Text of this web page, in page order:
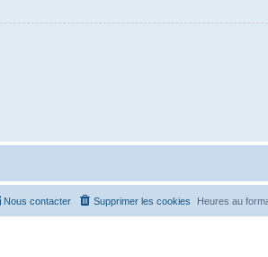
Heures au
Supprimer les cookies
Nous contacter